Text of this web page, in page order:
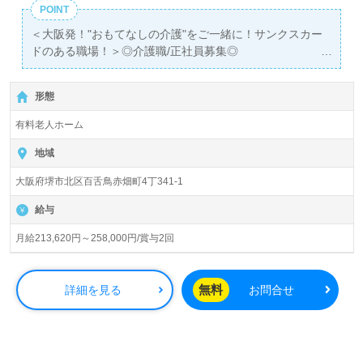
POINT
＜大阪発！"おもてなしの介護"をご一緒に！サンクスカー
ドのある職場！＞◎介護職/正社員募集◎
【月給 213,620円～258,000円/賞与2回】＊初任者研修以
上有資格者向け求人＊『百舌鳥駅』徒歩6分。
入居定員56名（56室/全室個室）『スーパ・ーコート堺』
株式会社スーパー・コート（本社：大阪府大阪市）様の運
営です。従業員人数1,935名以上。大阪府、兵庫県、京都
府、奈良県を中心に52施設の有料老人ホーム、高齢者向け
住宅、ビル、マンション運営/管理、賃貸マンションの企
画/設計/施工事業を展開されています。会社全体の取り組
間へ、日頃の感謝の気持ちを言葉にして伝えることを大切
にされている企業様です。
◎あなたらしさをプラスオン！『介護力とホテルのホスピ
タリティを』おもてなしとあふれる笑顔で介護職をまっす
形態
有料老人ホーム
地域
大阪府堺市北区百舌鳥赤畑町4丁341-1
給与
月給213,620円～258,000円/賞与2回
詳細を見る 無料 お問合せ